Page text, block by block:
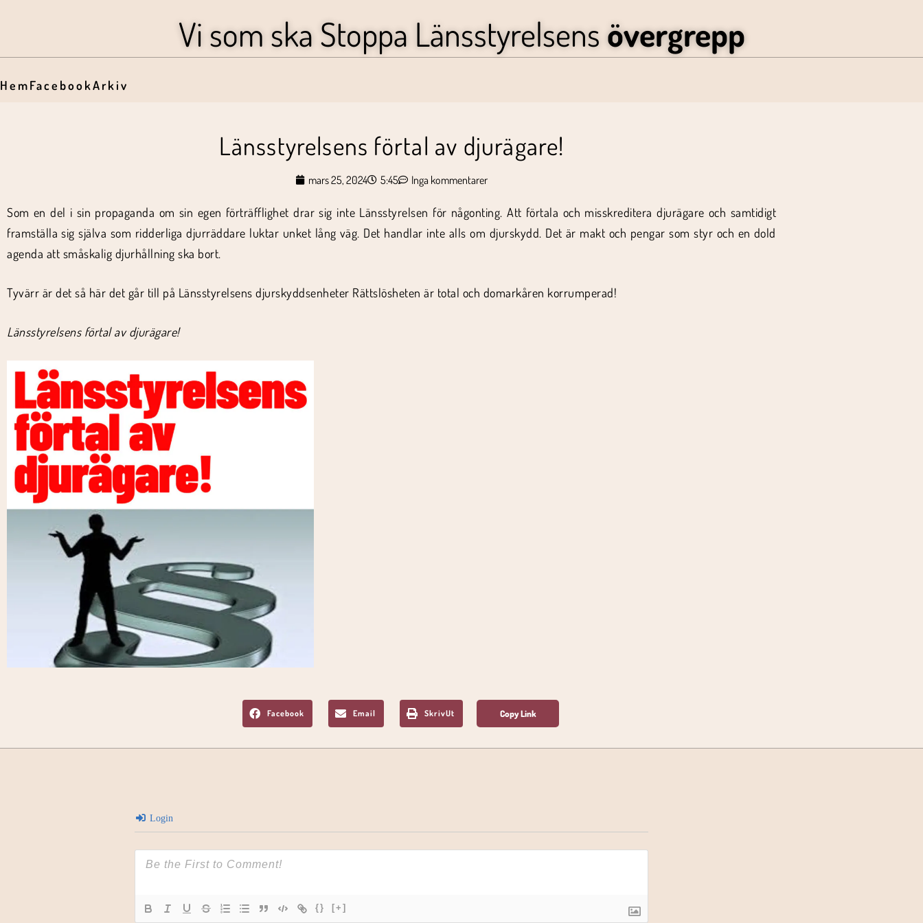
Vi som ska Stoppa Länsstyrelsens övergrepp
HemFacebookArkiv
Länsstyrelsens förtal av djurägare!
mars 25, 2024 5:45 Inga kommentarer
Som en del i sin propaganda om sin egen förträfflighet drar sig inte Länsstyrelsen för någonting. Att förtala och misskreditera djurägare och samtidigt
framställa sig själva som ridderliga djurräddare luktar unket lång väg. Det handlar inte alls om djurskydd. Det är makt och pengar som styr och en dold
agenda att småskalig djurhållning ska bort.
Tyvärr är det så här det går till på Länsstyrelsens djurskyddsenheter Rättslösheten är total och domarkåren korrumperad!
Länsstyrelsens förtal av djurägare!
Facebook Email SkrivUt
Login
{} [+]